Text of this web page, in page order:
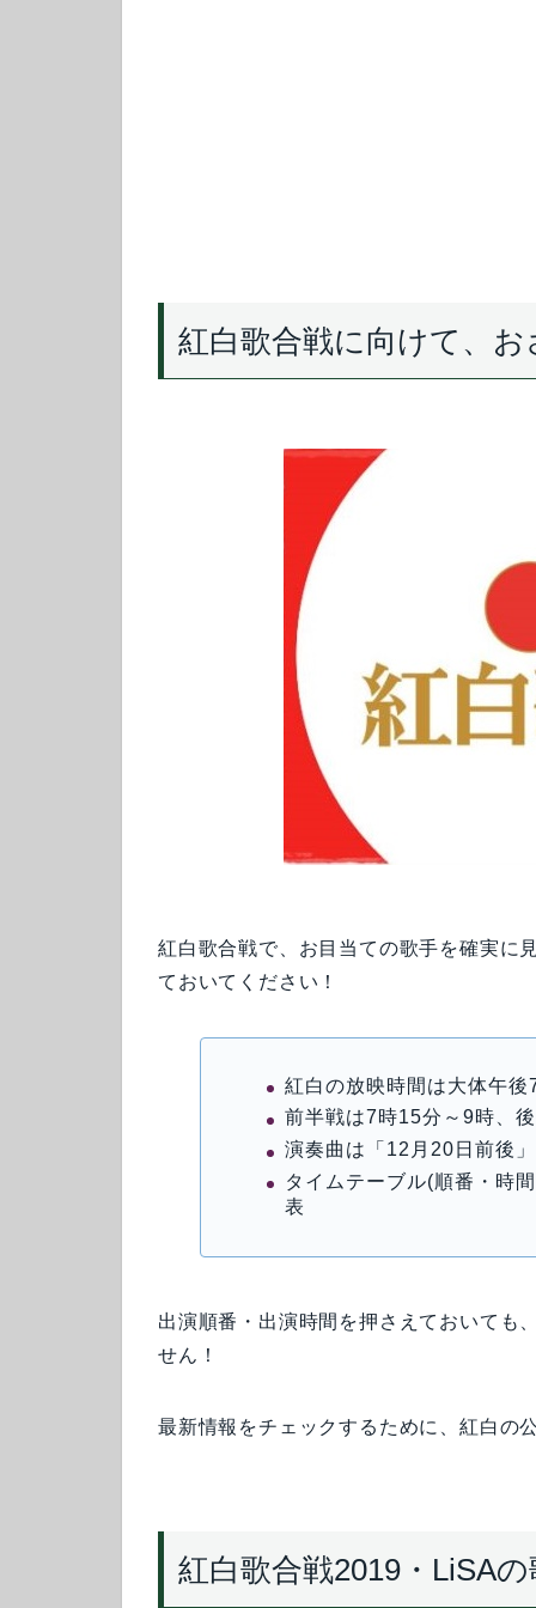
紅白歌合戦に向けて、
紅白歌合戦で、お目当ての歌手を確実に
ておいてください！
紅白の放映時間は大体午
前半戦は7時15分～9時、
演奏曲は「12月20日前後
タイムテーブル(順番・時
表
出演順番・出演時間を押さえておいても
せん！
最新情報をチェックするために、紅白の
紅白歌合戦2019・LiSA